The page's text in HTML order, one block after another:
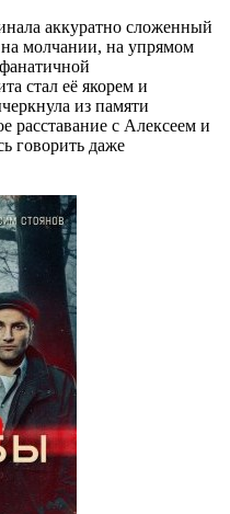
аккуратно сложенный
молчании, на упрямом
стал её якорем и
из памяти
расставание с Алексеем и
говорить даже